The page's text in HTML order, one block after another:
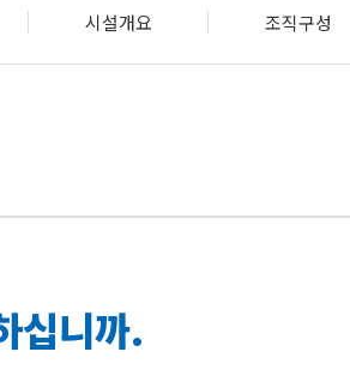
식단표
시설개요 조직구성
십니까.